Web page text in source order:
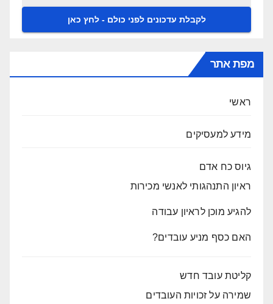
מפת אתר
ראשי
מידע למעסיקים
גיוס כח אדם
ראיון התנהגותי לאנשי מכירות
להגיע מוכן לראיון עבודה
האם כסף מניע עובדים?
קליטת עובד חדש
שמירה על זכויות העובדים